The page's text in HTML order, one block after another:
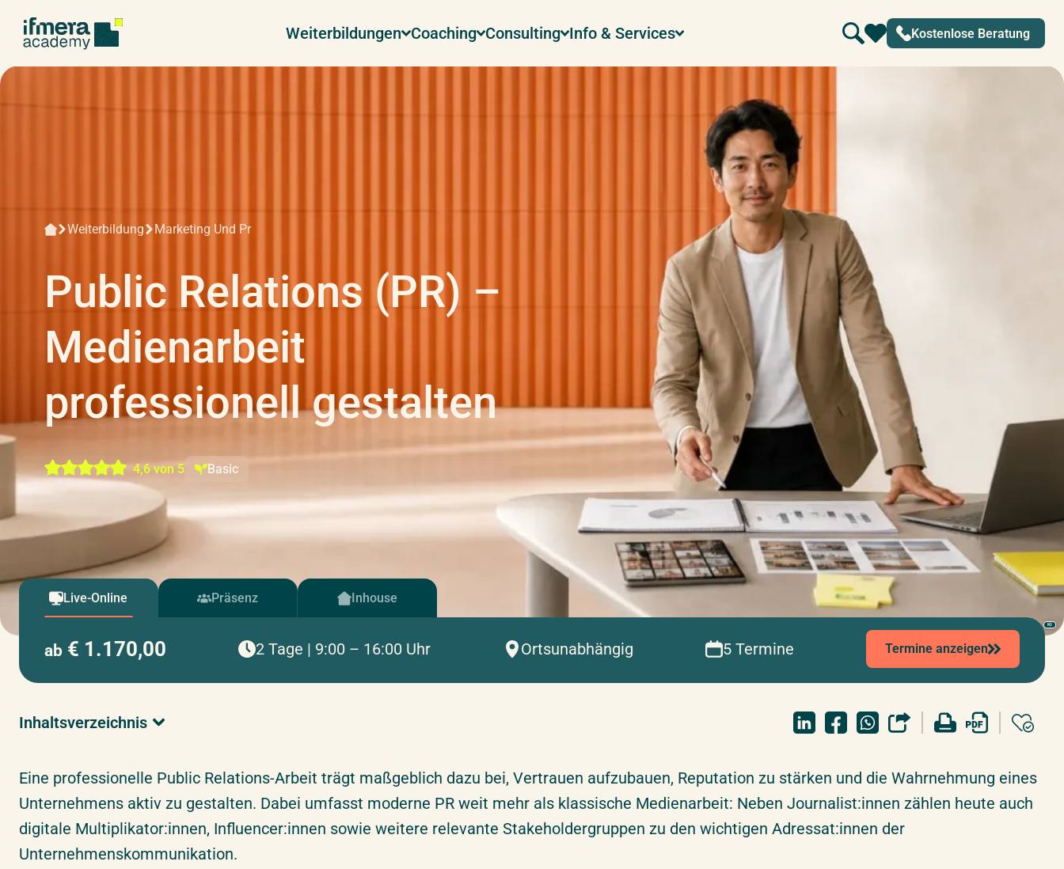
Weiterbildungen Coaching Consulting Info & Services Kostenlose Beratung
Weiterbildung Marketing Und Pr
Public Relations (PR) –
Medienarbeit
professionell gestalten
4,6 von 5 Basic
KI
Live-Online Präsenz Inhouse
ab € 1.170,00 2 Tage | 9:00 – 16:00 Uhr Ortsunabhängig 5 Termine Termine anzeigen
Inhaltsverzeichnis
Ihre Vorteile & Lernziele
Detaillierte Seminarinhalte
Zielgruppe
Aktuelle Termine & Buchung
Überblick & Relevanz
Eine professionelle Public Relations-Arbeit trägt maßgeblich dazu bei, Vertrauen aufzubauen, Reputation zu stärken und die Wahrnehmung eines
Unternehmens aktiv zu gestalten. Dabei umfasst moderne PR weit mehr als klassische Medienarbeit: Neben Journalist:innen zählen heute auch
digitale Multiplikator:innen, Influencer:innen sowie weitere relevante Stakeholdergruppen zu den wichtigen Adressat:innen der
Unternehmenskommunikation.